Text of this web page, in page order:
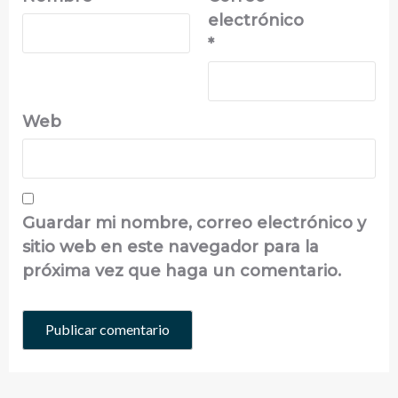
electrónico
*
Web
Guardar mi nombre, correo electrónico y
sitio web en este navegador para la
próxima vez que haga un comentario.